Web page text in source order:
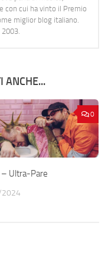
con cui ha vinto il Premio
miglior blog italiano.
ANCHE...
0
– Ultra-Pare